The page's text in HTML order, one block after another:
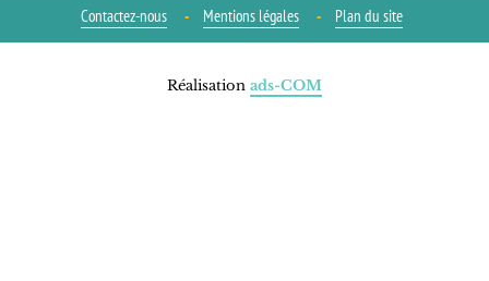
Contactez-nous Mentions légales Plan du site
Réalisation ads-COM